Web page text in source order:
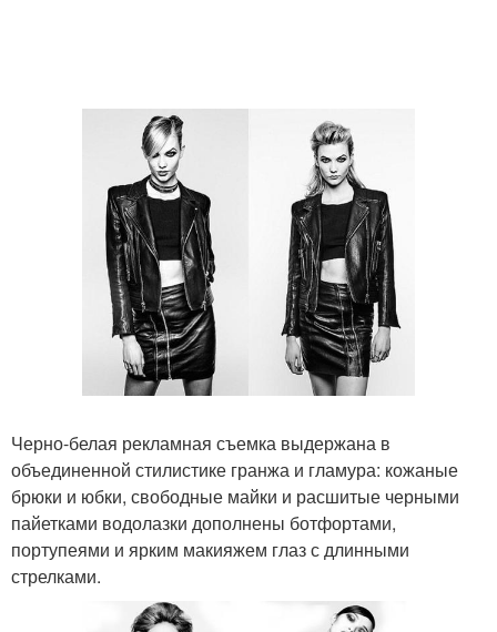
Черно-белая рекламная съемка выдержана в
объединенной стилистике гранжа и гламура: кожаные
брюки и юбки, свободные майки и расшитые черными
пайетками водолазки дополнены ботфортами,
портупеями и ярким макияжем глаз с длинными
стрелками.